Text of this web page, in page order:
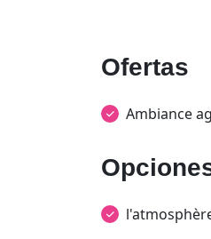
Ofertas
Ambiance